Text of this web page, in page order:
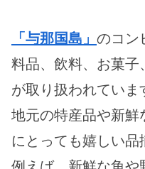
「与那国島」 のコン
料品、飲料、お菓
が取り扱われていま
地元の特産品や新鮮
にとっても嬉しい品